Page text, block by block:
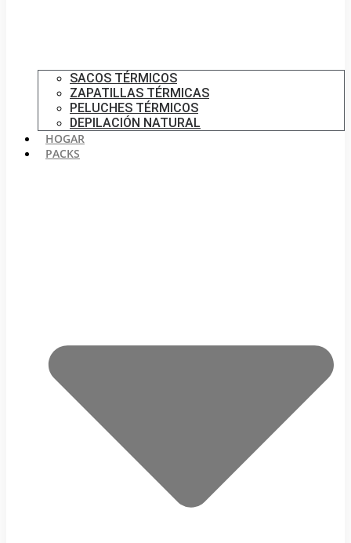
SACOS TÉRMICOS
ZAPATILLAS TÉRMICAS
PELUCHES TÉRMICOS
DEPILACIÓN NATURAL
HOGAR
PACKS